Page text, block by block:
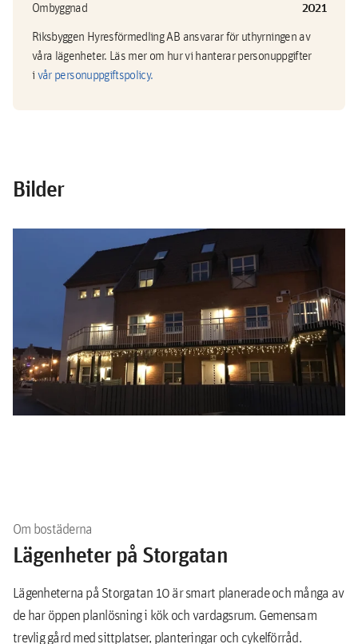
Ombyggnad 2021
Riksbyggen Hyresförmedling AB ansvarar för uthyrningen av
våra lägenheter. Läs mer om hur vi hanterar personuppgifter
i vår personuppgiftspolicy.
Bilder
Om bostäderna
Lägenheter på Storgatan
Lägenheterna på Storgatan 10 är smart planerade och många av
de har öppen planlösning i kök och vardagsrum. Gemensam
trevlig gård med sittplatser, planteringar och cykelförråd.